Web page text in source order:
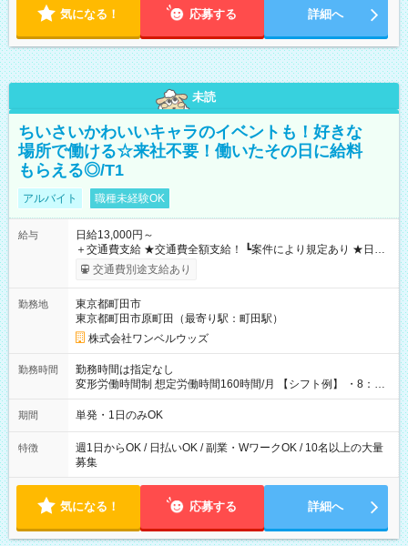
気になる！ 応募する 詳細へ
未読
ちいさいかわいいキャラのイベントも！好きな
場所で働ける☆来社不要！働いたその日に給料
もらえる◎/T1
アルバイト 職種未経験OK
給与
日給13,000円～
＋交通費支給 ★交通費全額支給！ ┗案件により規定あり ★日払
いOK！（規定あり） ┗働いたその日に現金GET♪ お仕事後はコ
ンビニATMから 日払い分を引き落とせます！ 【試用期間】試
交通費別途支給あり
勤務地
東京都町田市
東京都町田市原町田（最寄り駅：町田駅）
株式会社ワンベルウッズ
勤務時間
勤務時間は指定なし
変形労働時間制 想定労働時間160時間/月 【シフト例】 ・8：00
～21：00
期間 単発・1日のみOK
特徴
週1日からOK / 日払いOK / 副業・WワークOK / 10名以上の大量
募集
気になる！ 応募する 詳細へ